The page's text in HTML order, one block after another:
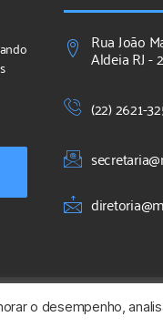
Rua João
Aldeia RJ -
(22) 2621-
o desempenho,